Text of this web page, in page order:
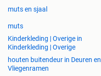
muts en sjaal
muts
Kinderkleding | Overige in
Kinderkleding | Overige
houten buitendeur in Deuren en
Vliegenramen